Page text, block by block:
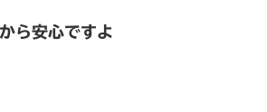
ら安心ですよ